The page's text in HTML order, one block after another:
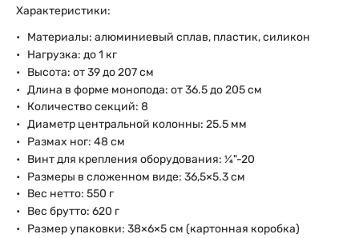
Характеристики:
Материалы: алюминиевый сплав, пластик, силикон
Нагрузка: до 1 кг
Высота: от 39 до 207 см
Длина в форме монопода: от 36.5 до 205 см
Количество секций: 8
Диаметр центральной колонны: 25.5 мм
Размах ног: 48 см
Винт для крепления оборудования: ¼"-20
Размеры в сложенном виде: 36,5×5.3 см
Вес нетто: 550 г
Вес брутто: 620 г
Размер упаковки: 38×6×5 см (картонная коробка)